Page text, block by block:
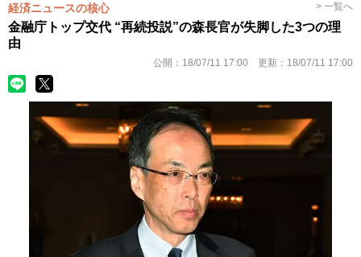
経済ニュースの核心 > 一覧へ
金融庁トップ交代 “再続投説”の森長官が失脚した3つの理
由
公開： 18/07/11 17:00 更新： 18/07/11 17:00